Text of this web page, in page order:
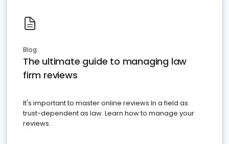
Blog
The ultimate guide to managing law
firm reviews
It's important to master online reviews In a field as
trust-dependent as law. Learn how to manage your
reviews.